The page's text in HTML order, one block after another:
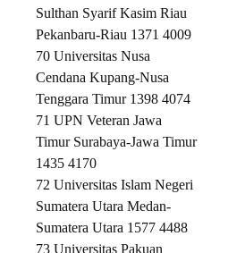
Sulthan Syarif Kasim Riau
Pekanbaru-Riau 1371 4009
70 Universitas Nusa
Cendana Kupang-Nusa
Tenggara Timur 1398 4074
71 UPN Veteran Jawa
Timur Surabaya-Jawa Timur
1435 4170
72 Universitas Islam Negeri
Sumatera Utara Medan-
Sumatera Utara 1577 4488
73 Universitas Pakuan